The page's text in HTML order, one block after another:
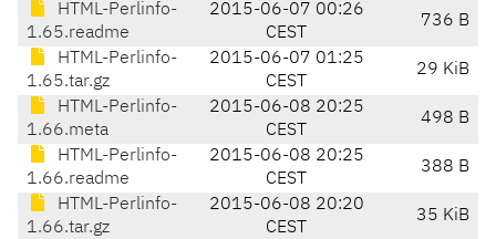
HTML-Perlinfo-
1.65.readme
2015-06-07 00:26
CEST
736 B
HTML-Perlinfo-
1.65.tar.gz
2015-06-07 01:25
CEST
29 KiB
HTML-Perlinfo-
1.66.meta
2015-06-08 20:25
CEST
498 B
HTML-Perlinfo-
1.66.readme
2015-06-08 20:25
CEST
388 B
HTML-Perlinfo-
1.66.tar.gz
2015-06-08 20:20
CEST
35 KiB